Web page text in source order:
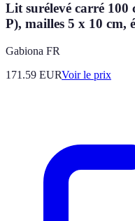
Lit surélevé carré 100
P), mailles 5 x 10 cm,
Gabiona FR
171.59 EURVoir le prix